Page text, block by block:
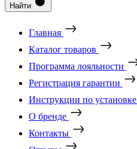
Найти
Главная
Каталог товаров
Программа лояльности
Регистрация гарантии
Инструкции по установке
О бренде
Контакты